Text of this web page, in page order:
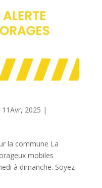
11Avr, 2025 |
la commune La
mobiles
à dimanche. Soyez